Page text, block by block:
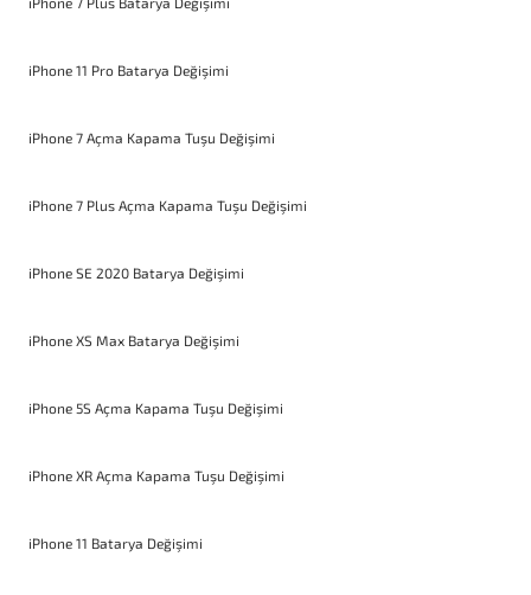
iPhone 11 Pro Batarya Değişimi
iPhone 7 Açma Kapama Tuşu Değişimi
iPhone 7 Plus Açma Kapama Tuşu Değişimi
iPhone SE 2020 Batarya Değişimi
iPhone XS Max Batarya Değişimi
iPhone 5S Açma Kapama Tuşu Değişimi
iPhone XR Açma Kapama Tuşu Değişimi
iPhone 11 Batarya Değişimi